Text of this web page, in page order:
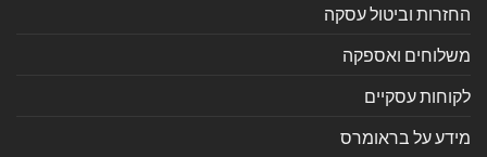
החזרות וביטול עסקה
משלוחים ואספקה
לקוחות עסקיים
מידע על בראומרס